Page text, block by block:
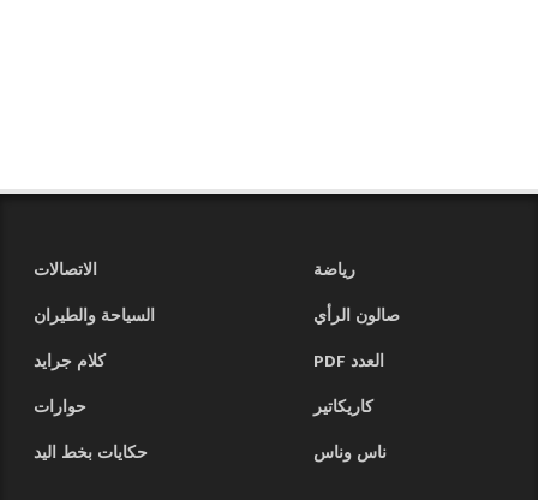
رياضة
الاتصالات
صالون الرأي
السياحة والطيران
العدد PDF
كلام جرايد
كاريكاتير
حوارات
ناس وناس
حكايات بخط اليد